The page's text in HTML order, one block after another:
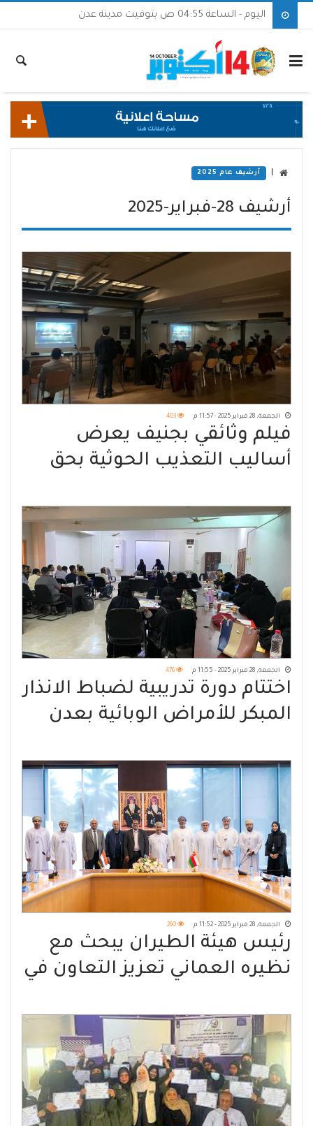
اليوم - الساعة 04:55 ص بتوقيت مدينة عدن
أرشيف عام 2025
أرشيف 28-فبراير-2025
الجمعة, 28 فبراير 2025 - 11:57 م 403
فيلم وثائقي بجنيف يعرض
أساليب التعذيب الحوثية بحق
الجمعة, 28 فبراير 2025 - 11:55 م 476
اختتام دورة تدريبية لضباط الانذار
المبكر للأمراض الوبائية بعدن
الجمعة, 28 فبراير 2025 - 11:52 م 260
رئيس هيئة الطيران يبحث مع
نظيره العماني تعزيز التعاون في
الجوية